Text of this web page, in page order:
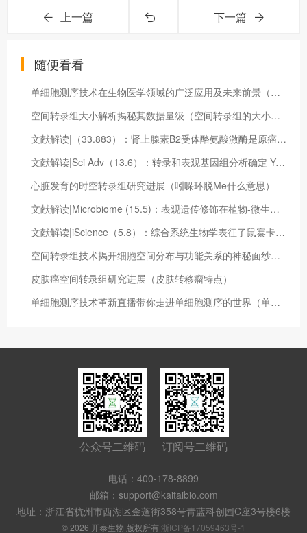
上一篇 下一篇
随便看看
单细胞测序技术在生物医学领域的广泛应用及未来前景（单细胞测序应用及思路解析）
空间转录组大小解析揭秘其数据量级（空间转录组的大小是多少啊）
文献解读|（33.883）：肾上腺素B2受体酪氨酸激酶是原癌基因MYC和巴雷特肿瘤核心分子程序的调节剂
文献解读|Sci Adv（13.6）：转录和表观基因组分析确定 YAP 信号是肠上皮成熟的关键调节因子
心脏发育的时空转录组研究进展（吲哚环脱Me什么意思）
文献解读|Microbiome (15.5)：表观遗传修饰在植物-微生物互作中的长期效应：植物促生菌诱导的DNA甲基化修饰介导了促进过程
文献解读|iScience（5.8）：综合系统生物学表征了鼠寨卡病毒小头畸形中免疫介导的神经发育变化
空间转录组技术揭开细胞空间分布与功能关系的神秘面纱（空间转录组数据分析）
皮肤癌空间转录组研究进展（皮肤转移瘤特点）
单细胞测序技术革新直播带你走进单细胞测序的世界（单细胞测序测的是什么）
公众号二维码 订阅号二维码
电话：400-178-8899
邮箱：support@kaitaibio.com
地址：浙江省杭州市西湖区金蓬街358号青蓝科创园C座3号楼6楼
© 2026 开泰生物 版权所有 浙ICP备17059463号-1